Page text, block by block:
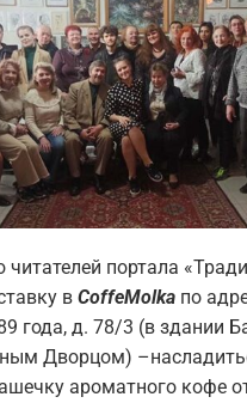
портала
в CoffeMolka по
года, д. 78/3 (в здании
Дворцом)
ароматного кофе